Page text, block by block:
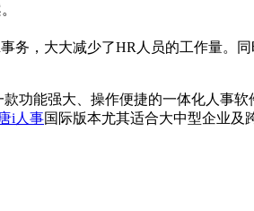
务，大大减少了HR人员的工作量。
款功能强大、操作便捷的一体化人事
i人事国际版本尤其适合大中型企业及